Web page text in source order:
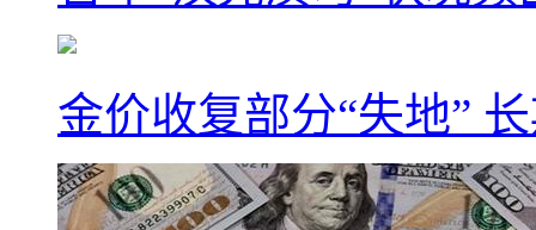
金价收复部分“失地”